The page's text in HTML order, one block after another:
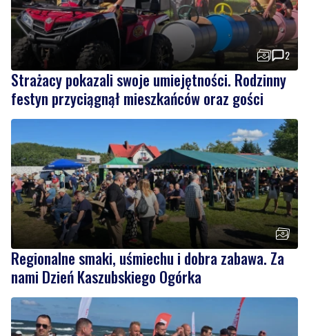
2
Strażacy pokazali swoje umiejętności. Rodzinny
festyn przyciągnął mieszkańców oraz gości
Regionalne smaki, uśmiechu i dobra zabawa. Za
nami Dzień Kaszubskiego Ogórka